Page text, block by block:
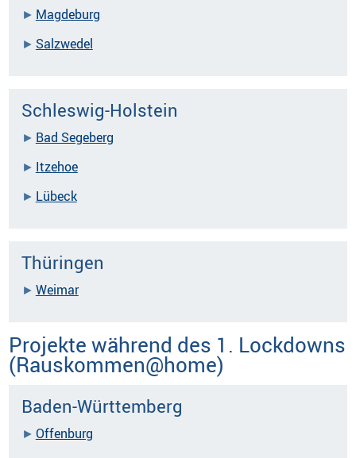
Magdeburg
Salzwedel
Schleswig-Holstein
Bad Segeberg
Itzehoe
Lübeck
Thüringen
Weimar
Projekte während des 1. Lockdowns
(Rauskommen@home)
Baden-Württemberg
Offenburg